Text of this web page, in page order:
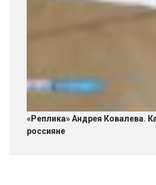
«Реплика» Андрея Ковалева.
россияне